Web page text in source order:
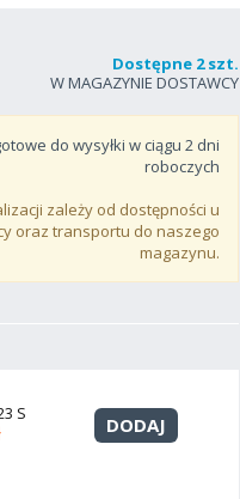
Dostępne 2 szt.
W MAGAZYNIE DOSTAWCY
do wysyłki w ciągu 2 dni
roboczych
zależy od dostępności u
oraz transportu do naszego
magazynu.
S
DODAJ